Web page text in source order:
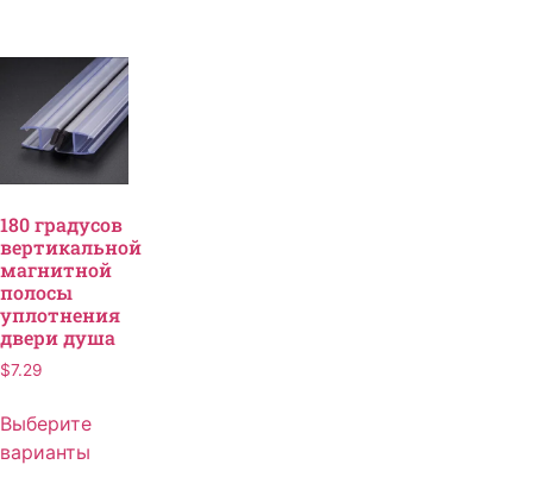
180 градусов
вертикальной
магнитной
полосы
уплотнения
двери душа
$7.29
Выберите
варианты